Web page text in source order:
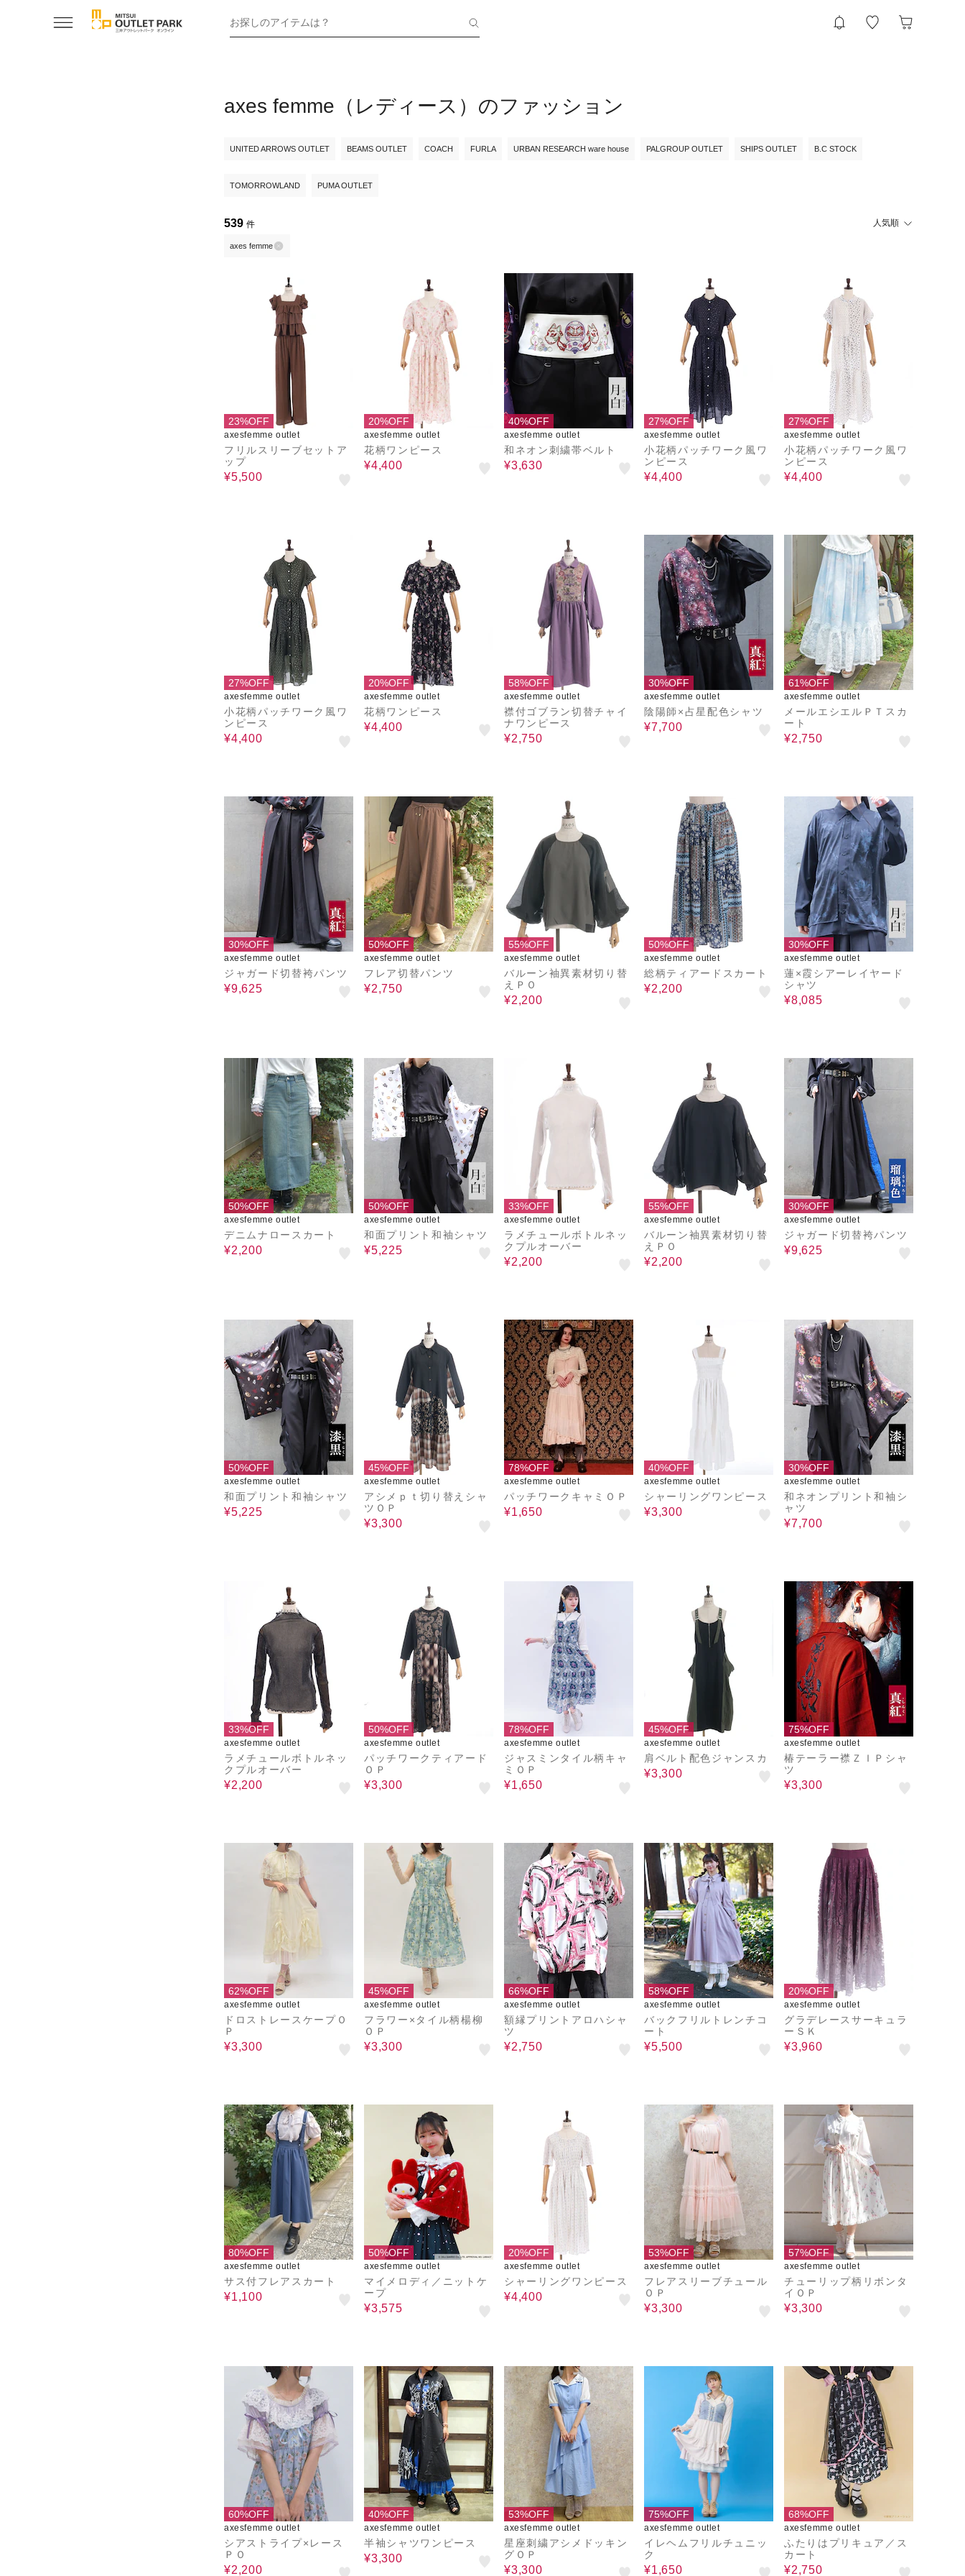
お探しのアイテムは？
axes femme（レディース）のファッション
UNITED ARROWS OUTLET BEAMS OUTLET COACH FURLA URBAN RESEARCH ware house PALGROUP OUTLET SHIPS OUTLET B.C STOCK
TOMORROWLAND PUMA OUTLET
539 件 人気順
axes femme
23%OFF
axesfemme outlet
フリルスリーブセットア
ップ
¥5,500
20%OFF
axesfemme outlet
花柄ワンピース
¥4,400
40%OFF
axesfemme outlet
和ネオン刺繍帯ベルト
¥3,630
27%OFF
axesfemme outlet
小花柄パッチワーク風ワ
ンピース
¥4,400
27%OFF
axesfemme outlet
小花柄パッチワーク風ワ
ンピース
¥4,400
27%OFF
axesfemme outlet
小花柄パッチワーク風ワ
ンピース
¥4,400
20%OFF
axesfemme outlet
花柄ワンピース
¥4,400
58%OFF
axesfemme outlet
襟付ゴブラン切替チャイ
ナワンピース
¥2,750
30%OFF
axesfemme outlet
陰陽師×占星配色シャツ
¥7,700
61%OFF
axesfemme outlet
メールエシエルＰＴスカ
ート
¥2,750
30%OFF
axesfemme outlet
ジャガード切替袴パンツ
¥9,625
50%OFF
axesfemme outlet
フレア切替パンツ
¥2,750
55%OFF
axesfemme outlet
バルーン袖異素材切り替
えＰＯ
¥2,200
50%OFF
axesfemme outlet
総柄ティアードスカート
¥2,200
30%OFF
axesfemme outlet
蓮×霞シアーレイヤード
シャツ
¥8,085
50%OFF
axesfemme outlet
デニムナロースカート
¥2,200
50%OFF
axesfemme outlet
和面プリント和袖シャツ
¥5,225
33%OFF
axesfemme outlet
ラメチュールボトルネッ
クプルオーバー
¥2,200
55%OFF
axesfemme outlet
バルーン袖異素材切り替
えＰＯ
¥2,200
30%OFF
axesfemme outlet
ジャガード切替袴パンツ
¥9,625
50%OFF
axesfemme outlet
和面プリント和袖シャツ
¥5,225
45%OFF
axesfemme outlet
アシメｐｔ切り替えシャ
ツＯＰ
¥3,300
78%OFF
axesfemme outlet
パッチワークキャミＯＰ
¥1,650
40%OFF
axesfemme outlet
シャーリングワンピース
¥3,300
30%OFF
axesfemme outlet
和ネオンプリント和袖シ
ャツ
¥7,700
33%OFF
axesfemme outlet
ラメチュールボトルネッ
クプルオーバー
¥2,200
50%OFF
axesfemme outlet
パッチワークティアード
ＯＰ
¥3,300
78%OFF
axesfemme outlet
ジャスミンタイル柄キャ
ミＯＰ
¥1,650
45%OFF
axesfemme outlet
肩ベルト配色ジャンスカ
¥3,300
75%OFF
axesfemme outlet
椿テーラー襟ＺＩＰシャ
ツ
¥3,300
62%OFF
axesfemme outlet
ドロストレースケープＯ
Ｐ
¥3,300
45%OFF
axesfemme outlet
フラワー×タイル柄楊柳
ＯＰ
¥3,300
66%OFF
axesfemme outlet
額縁プリントアロハシャ
ツ
¥2,750
58%OFF
axesfemme outlet
バックフリルトレンチコ
ート
¥5,500
20%OFF
axesfemme outlet
グラデレースサーキュラ
ーＳＫ
¥3,960
80%OFF
axesfemme outlet
サス付フレアスカート
¥1,100
50%OFF
axesfemme outlet
マイメロディ／ニットケ
ープ
¥3,575
20%OFF
axesfemme outlet
シャーリングワンピース
¥4,400
53%OFF
axesfemme outlet
フレアスリーブチュール
ＯＰ
¥3,300
57%OFF
axesfemme outlet
チューリップ柄リボンタ
イＯＰ
¥3,300
60%OFF
axesfemme outlet
シアストライプ×レース
ＰＯ
¥2,200
40%OFF
axesfemme outlet
半袖シャツワンピース
¥3,300
53%OFF
axesfemme outlet
星座刺繍アシメドッキン
グＯＰ
¥3,300
75%OFF
axesfemme outlet
イレヘムフリルチュニッ
ク
¥1,650
68%OFF
axesfemme outlet
ふたりはプリキュア／ス
カート
¥2,750